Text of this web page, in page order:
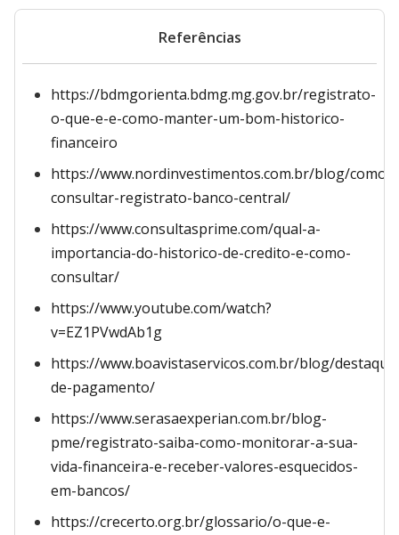
Referências
https://bdmgorienta.bdmg.mg.gov.br/registrato-
o-que-e-e-como-manter-um-bom-historico-
financeiro
https://www.nordinvestimentos.com.br/blog/como-
consultar-registrato-banco-central/
https://www.consultasprime.com/qual-a-
importancia-do-historico-de-credito-e-como-
consultar/
https://www.youtube.com/watch?
v=EZ1PVwdAb1g
https://www.boavistaservicos.com.br/blog/
de-pagamento/
https://www.serasaexperian.com.br/blog-
pme/registrato-saiba-como-monitorar-a-sua-
vida-financeira-e-receber-valores-esquecidos-
em-bancos/
https://crecerto.org.br/glossario/o-que-e-